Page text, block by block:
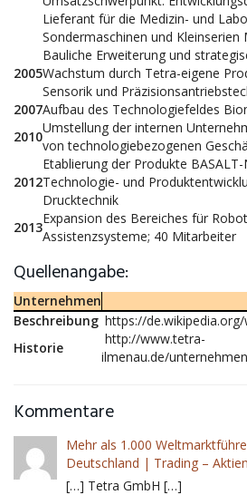
Lieferant für die Medizin- und
Sondermaschinen und
2005
Bauliche Erweiterung und
Wachstum durch Tetra-eigene
Sensorik und
2007Aufbau des Technologiefeldes
2010
Umstellung der internen
von technologiebezogenen
2012
Etablierung der Produkte
Technologie- und
Drucktechnik
2013
Expansion des Bereiches für
Assistenzsysteme; 40 Mitarbeiter
Quellenangabe:
Unternehmen
Beschreibung https://
Historie
http://www.tetra-
ilmenau.de/
Kommentare
Mehr als 1.000
Deutschland | Trading – Aktien
[…] Tetra GmbH […]